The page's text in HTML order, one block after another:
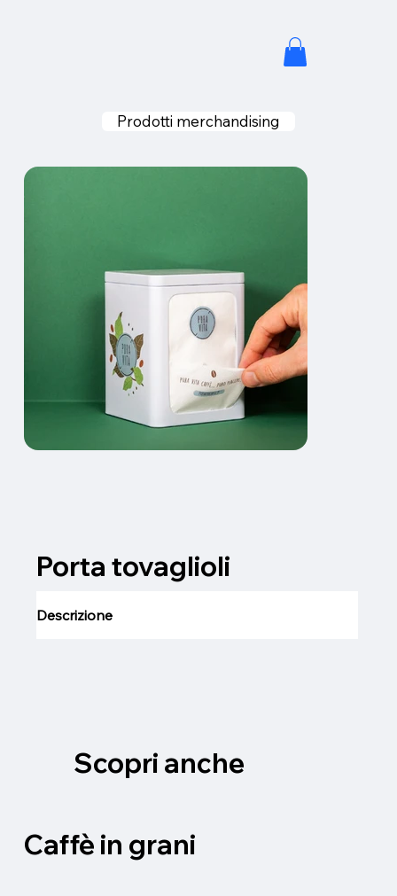
Prodotti merchandising
Porta tovaglioli
Descrizione
Scopri anche
Caffè in grani